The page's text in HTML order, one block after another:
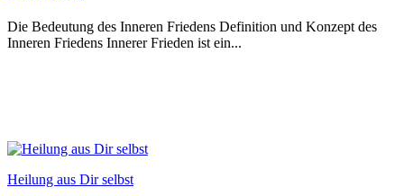
Die Bedeutung des Inneren Friedens Definition und Konzept des
Inneren Friedens Innerer Frieden ist ein...
Heilung aus Dir selbst